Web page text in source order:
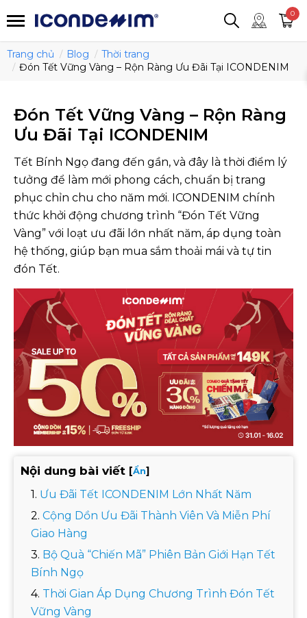
0
Trang chủ Blog
Thời trang
Đón Tết Vững Vàng – Rộn Ràng Ưu Đãi Tại ICONDENIM
Đón Tết Vững Vàng – Rộn Ràng
Ưu Đãi Tại ICONDENIM
Tết Bính Ngọ đang đến gần, và đây là thời điểm lý
tưởng để làm mới phong cách, chuẩn bị trang
phục chỉn chu cho năm mới. ICONDENIM chính
thức khởi động chương trình “Đón Tết Vững
Vàng” với loạt ưu đãi lớn nhất năm, áp dụng toàn
hệ thống, giúp bạn mua sắm thoải mái và tự tin
đón Tết.
Nội dung bài viết [Ẩn]
Ưu Đãi Tết ICONDENIM Lớn Nhất Năm
Cộng Dồn Ưu Đãi Thành Viên Và Miễn Phí
Giao Hàng
Bộ Quà “Chiến Mã” Phiên Bản Giới Hạn Tết
Bính Ngọ
Thời Gian Áp Dụng Chương Trình Đón Tết
Vững Vàng